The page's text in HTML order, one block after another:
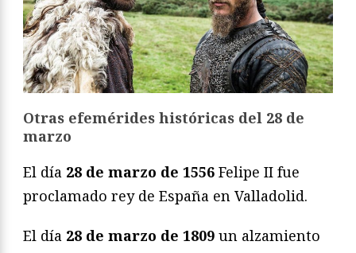
Otras efemérides históricas del 28 de
marzo
El día 28 de marzo de 1556 Felipe II fue
proclamado rey de España en Valladolid.
El día 28 de marzo de 1809 un alzamiento